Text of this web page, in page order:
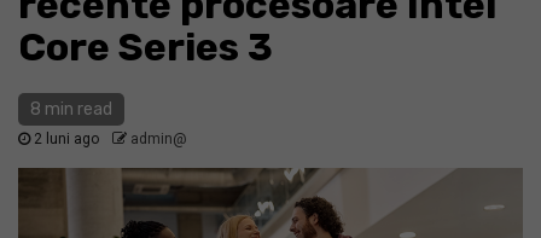
Core Series 3
8 min read
2 luni ago admin@